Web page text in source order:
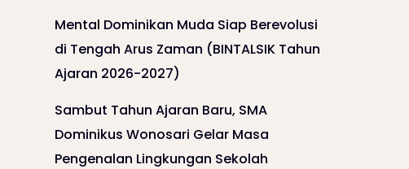
Mental Dominikan Muda Siap Berevolusi
di Tengah Arus Zaman (BINTALSIK Tahun
Ajaran 2026-2027)
Sambut Tahun Ajaran Baru, SMA
Dominikus Wonosari Gelar Masa
Pengenalan Lingkungan Sekolah